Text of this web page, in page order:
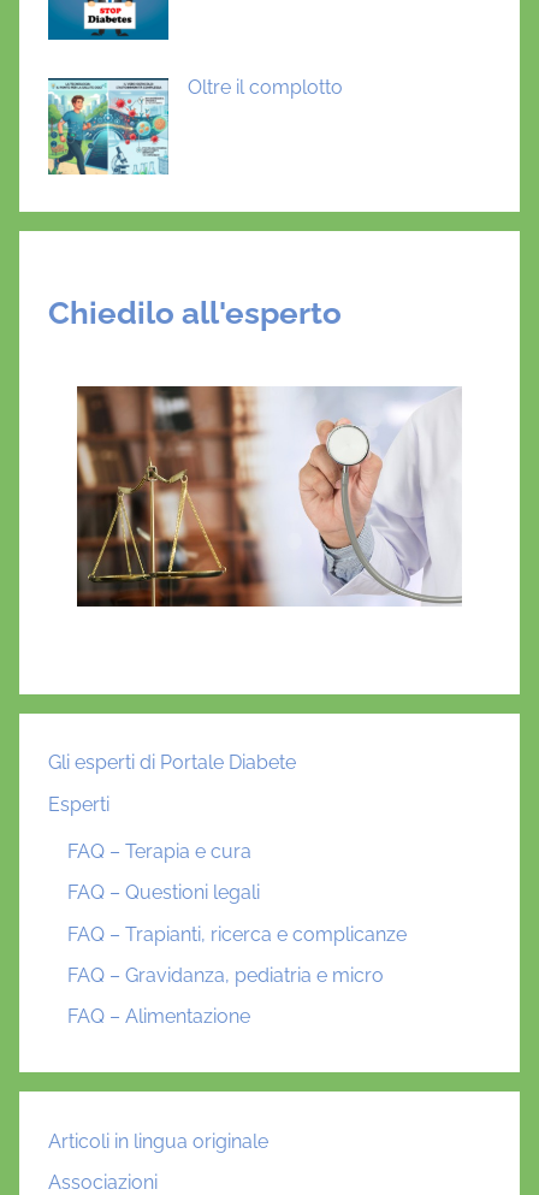
Oltre il complotto
Chiedilo all'esperto
Gli esperti di Portale Diabete
Esperti
FAQ – Terapia e cura
FAQ – Questioni legali
FAQ – Trapianti, ricerca e complicanze
FAQ – Gravidanza, pediatria e micro
FAQ – Alimentazione
Articoli in lingua originale
Associazioni